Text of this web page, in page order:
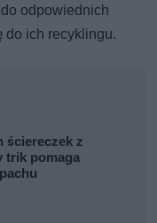
odpowiednich
do ich recyklingu.
ściereczek z
trik pomaga